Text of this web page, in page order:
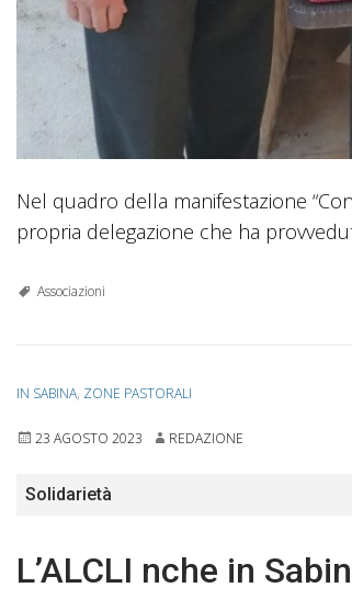
Nel quadro della manifestazione
propria delegazione che ha
Associazioni
IN SABINA, ZONE PASTORALI
23 AGOSTO 2023 REDAZIONE
Solidarietà
L’ALCLI nche in